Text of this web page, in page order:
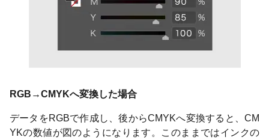
RGB→CMYKへ変換した場合
データをRGBで作成し、後からCMYKへ変換すると、CM
YKの数値が図のようになります。このままではインクの